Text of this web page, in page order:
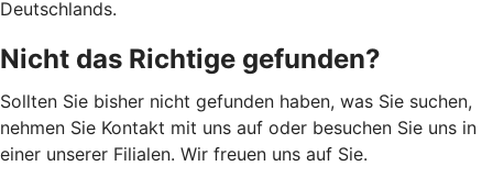
Deutschlands.
Nicht das Richtige gefunden?
Sollten Sie bisher nicht gefunden haben, was Sie suchen,
nehmen Sie Kontakt mit uns auf oder besuchen Sie uns in
einer unserer Filialen. Wir freuen uns auf Sie.